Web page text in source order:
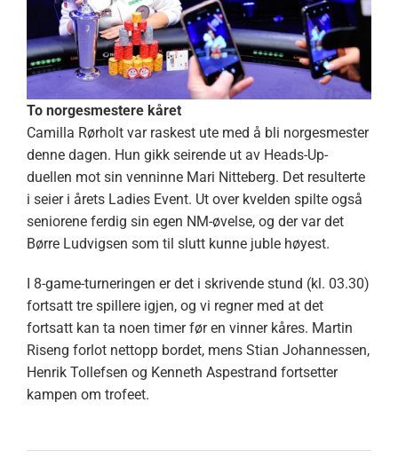
To norgesmestere kåret
Camilla Rørholt var raskest ute med å bli norgesmester
denne dagen. Hun gikk seirende ut av Heads-Up-
duellen mot sin venninne Mari Nitteberg. Det resulterte
i seier i årets Ladies Event. Ut over kvelden spilte også
seniorene ferdig sin egen NM-øvelse, og der var det
Børre Ludvigsen som til slutt kunne juble høyest.
I 8-game-turneringen er det i skrivende stund (kl. 03.30)
fortsatt tre spillere igjen, og vi regner med at det
fortsatt kan ta noen timer før en vinner kåres. Martin
Riseng forlot nettopp bordet, mens Stian Johannessen,
Henrik Tollefsen og Kenneth Aspestrand fortsetter
kampen om trofeet.